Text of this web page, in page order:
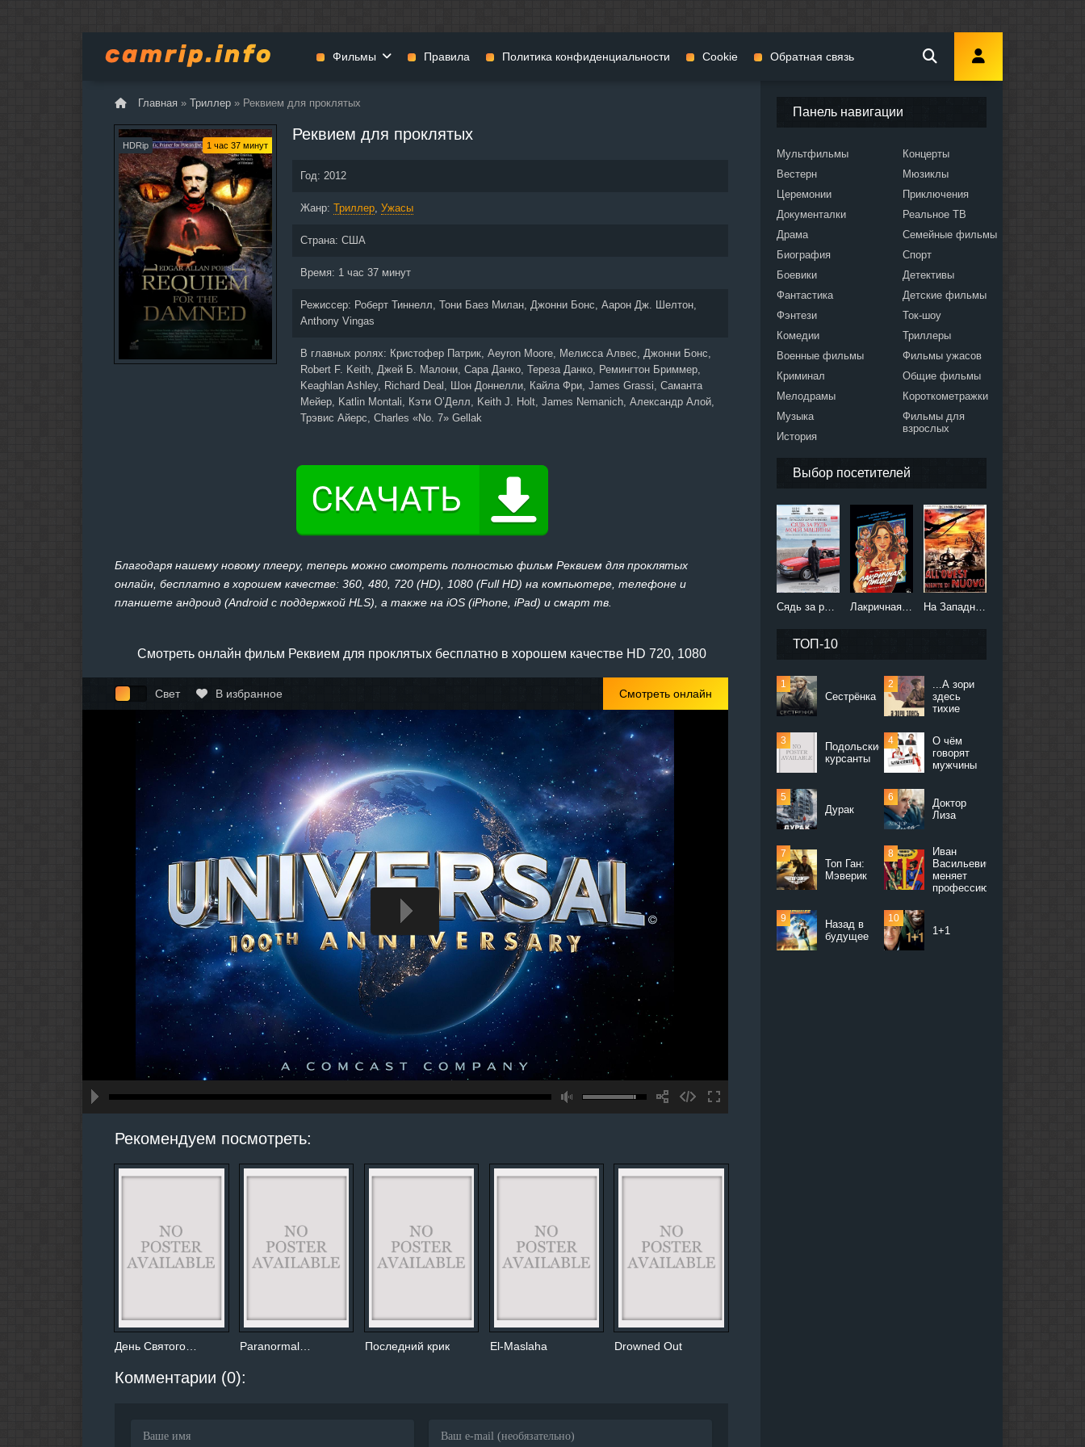
Главная » Триллер » Реквием для проклятых
HDRip 1 час 37 минут
Реквием для проклятых
Год: 2012
Жанр: Триллер, Ужасы
Страна: США
Время: 1 час 37 минут
Режиссер: Роберт Тиннелл, Тони Баез Милан, Джонни Бонс, Аарон Дж. Шелтон,
Anthony Vingas
В главных ролях: Кристофер Патрик, Aeyron Moore, Мелисса Алвес, Джонни Бонс,
Robert F. Keith, Джей Б. Малони, Сара Данко, Тереза Данко, Ремингтон Бриммер,
Keaghlan Ashley, Richard Deal, Шон Доннелли, Кайла Фри, James Grassi, Саманта
Мейер, Katlin Montali, Кэти О’Делл, Keith J. Holt, James Nemanich, Александр Алой,
Трэвис Айерс, Charles «No. 7» Gellak
Благодаря нашему новому плееру, теперь можно смотреть полностью фильм Реквием для проклятых
онлайн, бесплатно в хорошем качестве: 360, 480, 720 (HD), 1080 (Full HD) на компьютере, телефоне и
планшете андроид (Android с поддержкой HLS), а также на iOS (iPhone, iPad) и смарт тв.
Смотреть онлайн фильм Реквием для проклятых бесплатно в хорошем качестве HD 720, 1080
Свет В избранное Смотреть онлайн
Рекомендуем посмотреть:
День Святого… Paranormal… Последний крик El-Maslaha Drowned Out
Комментарии (0):
Панель навигации
Мультфильмы
Вестерн
Церемонии
Документалки
Драма
Биография
Боевики
Фантастика
Фэнтези
Комедии
Военные фильмы
Криминал
Мелодрамы
Музыка
История
Концерты
Мюзиклы
Приключения
Реальное ТВ
Семейные фильмы
Спорт
Детективы
Детские фильмы
Ток-шоу
Триллеры
Фильмы ужасов
Общие фильмы
Короткометражки
Фильмы для
взрослых
Выбор посетителей
Сядь за руль моей машины (2021) Лакричная пицца (2021) На Западном фронте без перемен (2022)
ТОП-10
Сестрёнка
...А зори
здесь
тихие
Подольские
курсанты
О чём
говорят
мужчины
Дурак
Доктор
Лиза
Топ Ган:
Мэверик
Иван
Васильевич
меняет
профессию
Назад в
будущее
1+1
Фильмы
Вестерн
Драма
Фантастика
Общие фильмы
Короткометражки
Правила Политика конфиденциальности Cookie Обратная связь